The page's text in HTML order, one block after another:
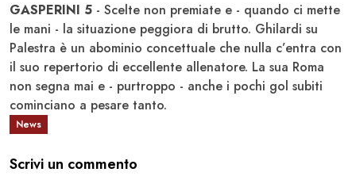
GASPERINI 5 - Scelte non premiate e - quando ci mette
le mani - la situazione peggiora di brutto. Ghilardi su
Palestra è un abominio concettuale che nulla c’entra con
il suo repertorio di eccellente allenatore. La sua Roma
non segna mai e - purtroppo - anche i pochi gol subiti
cominciano a pesare tanto.
News
Scrivi un commento